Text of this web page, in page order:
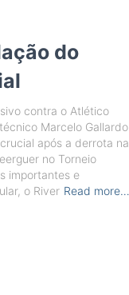
do
contra o Atlético
Marcelo Gallardo.
após a derrota na
no Torneio
importantes e
o River Read more…